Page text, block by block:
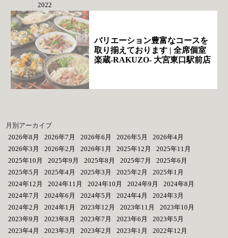
2022
バリエーション豊富なコースを
取り揃えております | 全席個室
楽蔵‐RAKUZO‐ 大宮東口駅前店
月別アーカイブ
2026年8月
2026年7月 2026年6月 2026年5月
2026年4月
2026年3月
2026年2月 2026年1月 2025年12月
2025年11月
2025年10月
2025年9月 2025年8月 2025年7月
2025年6月
2025年5月
2025年4月 2025年3月 2025年2月
2025年1月
2024年12月
2024年11月 2024年10月 2024年9月
2024年8月
2024年7月
2024年6月 2024年5月 2024年4月
2024年3月
2024年2月
2024年1月 2023年12月 2023年11月
2023年10月
2023年9月
2023年8月 2023年7月 2023年6月
2023年5月
2023年4月
2023年3月 2023年2月 2023年1月
2022年12月